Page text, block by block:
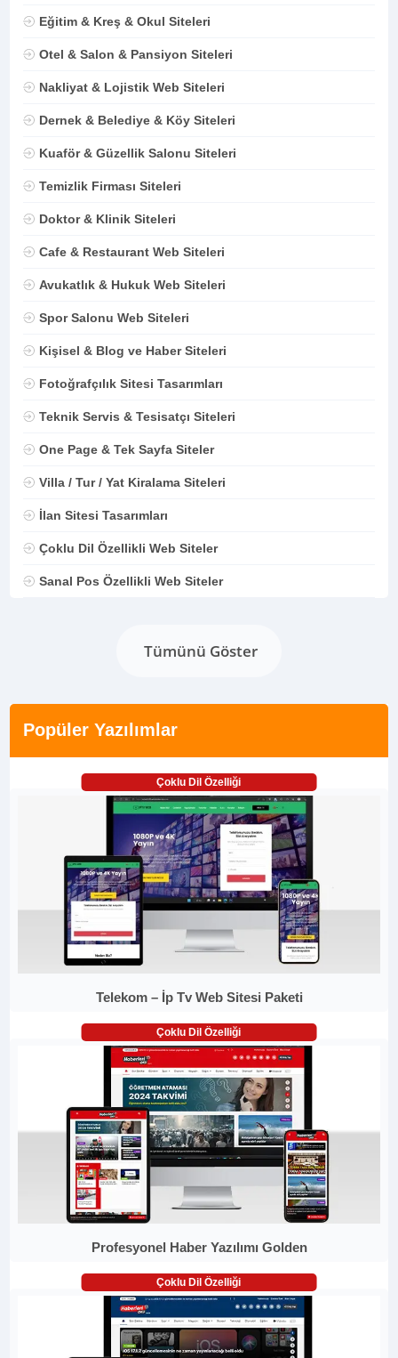
Eğitim & Kreş & Okul Siteleri
Otel & Salon & Pansiyon Siteleri
Nakliyat & Lojistik Web Siteleri
Dernek & Belediye & Köy Siteleri
Kuaför & Güzellik Salonu Siteleri
Temizlik Firması Siteleri
Doktor & Klinik Siteleri
Cafe & Restaurant Web Siteleri
Avukatlık & Hukuk Web Siteleri
Spor Salonu Web Siteleri
Kişisel & Blog ve Haber Siteleri
Fotoğrafçılık Sitesi Tasarımları
Teknik Servis & Tesisatçı Siteleri
One Page & Tek Sayfa Siteler
Villa / Tur / Yat Kiralama Siteleri
İlan Sitesi Tasarımları
Çoklu Dil Özellikli Web Siteler
Sanal Pos Özellikli Web Siteler
Tümünü Göster
Popüler Yazılımlar
Çoklu Dil Özelliği
Telekom – İp Tv Web Sitesi Paketi
Çoklu Dil Özelliği
Profesyonel Haber Yazılımı Golden
Çoklu Dil Özelliği